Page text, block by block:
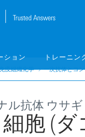
ション トレーニン
疫組織化学 一次抗体とコ
細胞 (
ル抗体 ウサギ